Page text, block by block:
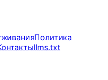
Политика
llms.txt